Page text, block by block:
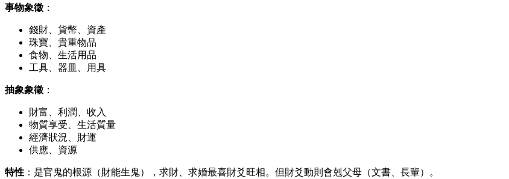
事物象徵 ：
錢財、貨幣、資產
珠寶、貴重物品
食物、生活用品
工具、器皿、用具
抽象象徵 ：
財富、利潤、收入
物質享受、生活質量
經濟狀況、財運
供應、資源
特性 ：是官鬼的根源（財能生鬼），求財、求婚最喜財爻旺相。但財爻動則會剋父母（文書、長輩）。